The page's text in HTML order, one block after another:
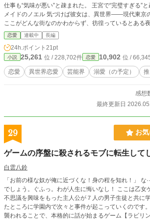
仕事も“気味が悪い”と疎まれた。 王宮で“完璧すぎる”と疎まれ、追放された万能
メイドのノエル 気づけば彼女は、異世界――現代東京
ここがどんな街なのかわからず、彷徨っているとある
青年を発見する。 彼は今人気急上昇中のアイドルグループ 『Frozen（フローズ
ン）』のセンター・神崎レンだった。 過密スケジュール、荒れた食生活、崩壊
寸前の人間関係。 完璧な気配りと異常な家事能力でレンを支えたノエルは、な
ぜかそのまま新人マネージャー（お試し）として働くこ
恋愛 連載中 長編
24h.ポイント 21pt
小説 25,261 位 / 228,702件 恋愛 10,902 位 /
恋愛 異世界恋愛 芸能界 溺愛（の予定）
感想
最終更新日
29 お
ゲームの序盤に殺されるモブに転生して
白雲八鈴
「お前の様な奴が俺に近づくな！身の程を知れ！」 な····なんて、推しが尊いの
でしょう。ぐふっ。わが人生に悔いなし！ ここは乙女ゲームの世界。学園の七
不思議を興味をもった主人公が７人の男子生徒と共に
たところに学園内で次々と事件が起こっていくのです
襲われることで、本格的に話が始まるゲーム【ラビリ